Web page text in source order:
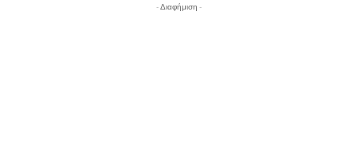
- Διαφήμιση -